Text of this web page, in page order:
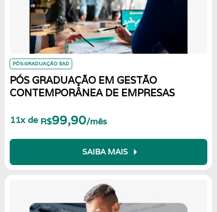
PÓS-GRADUAÇÃO EAD
PÓS GRADUAÇÃO EM GESTÃO
CONTEMPORÂNEA DE EMPRESAS
11x de R$99,90/mês
SAIBA MAIS arrow_right